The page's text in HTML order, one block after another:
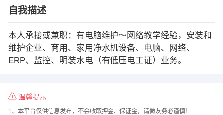
自我描述
本人承接或兼职：有电脑维护～网络教学经验，安装和
维护企业、商用、家用净水机设备、电脑、网络、
ERP、监控、明装水电（有低压电工证）业务。
温馨提示
1、本平台仅供信息发布，不会收取押金、保证金，请微友务必谨慎！